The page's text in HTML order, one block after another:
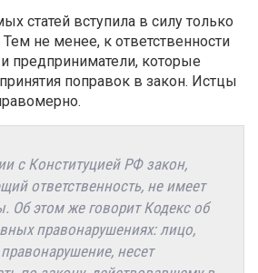
статей вступила в силу только
Тем не менее, к ответственности
предприниматели, которые
поправок в закон. Истцы
с Конституцией РФ закон,
ответственность, не имеет
Об этом же говорит Кодекс об
правонарушениях: лицо,
несет